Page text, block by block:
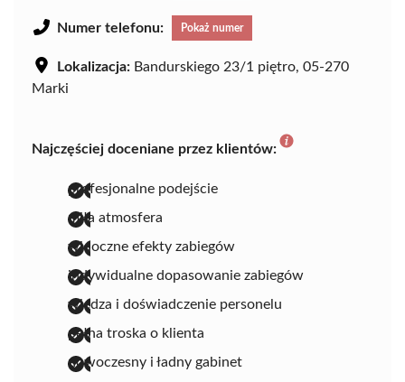
Numer telefonu: Pokaż numer
Lokalizacja: Bandurskiego 23/1 piętro, 05-270
Marki
Najczęściej doceniane przez klientów:
profesjonalne podejście
miła atmosfera
widoczne efekty zabiegów
indywidualne dopasowanie zabiegów
wiedza i doświadczenie personelu
pełna troska o klienta
nowoczesny i ładny gabinet